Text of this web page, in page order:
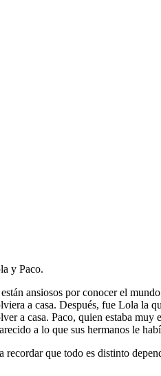
y Paco.
ansiosos por conocer el
a casa. Después, fue Lola
a casa. Paco, quien estaba
a lo que sus hermanos le
recordar que todo es distinto